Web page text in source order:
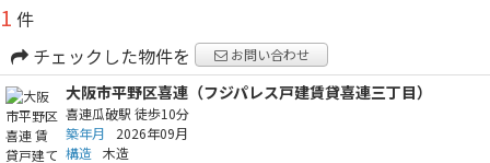
1 件
チェックした物件を
お問い合わせ
大阪市平野区喜連（フジパレス戸建賃貸喜連三丁目）
喜連瓜破駅 徒歩10分
築年月
2026年09月
構造 木造